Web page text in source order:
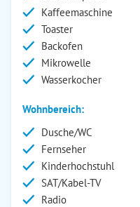
Kaffeemaschine
Toaster
Backofen
Mikrowelle
Wasserkocher
Wohnbereich:
Dusche/WC
Fernseher
Kinderhochstuhl
SAT/Kabel-TV
Radio